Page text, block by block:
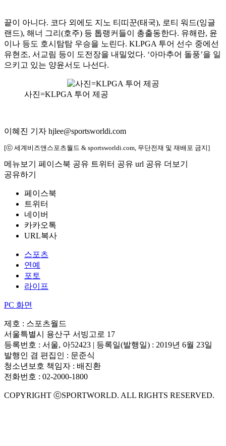
끝이 아니다. 코다 외에도 지노 티띠꾼(태국), 로티 워드(잉글
랜드), 해너 그리(호주) 등 톱랭커들이 총출동한다. 유해란, 윤
이나 등도 호시탐탐 우승을 노린다. KLPGA 투어 선수 중에선
유현조, 서교림 등이 도전장을 내밀었다. ‘아마추어 돌풍’을 일
으키고 있는 양윤서도 나선다.
사진=KLPGA 투어 제공
이혜진 기자 hjlee@sportsworldi.com
[ⓒ 세계비즈앤스포츠월드 & sportsworldi.com, 무단전재 및 재배포 금지]
메뉴보기 페이스북 공유 트위터 공유 url 공유 더보기
공유하기
페이스북
트위터
네이버
카카오톡
URL복사
스포츠
연예
포토
라이프
PC 화면
제호 : 스포츠월드
서울특별시 용산구 서빙고로 17
등록번호 : 서울, 아52423 | 등록일(발행일) : 2019년 6월 23일
발행인 겸 편집인 : 문준식
청소년보호 책임자 : 배진환
전화번호 : 02-2000-1800
COPYRIGHT ⓒSPORTWORLD. ALL RIGHTS RESERVED.